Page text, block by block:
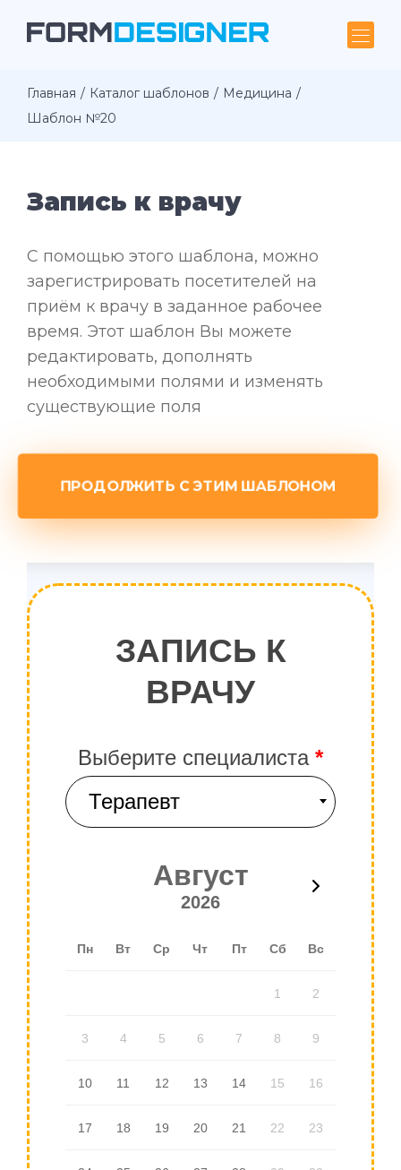
Главная Каталог шаблонов
Медицина
Шаблон №20
Запись к врачу
С помощью этого шаблона, можно
зарегистрировать посетителей на
приём к врачу в заданное рабочее
время. Этот шаблон Вы можете
редактировать, дополнять
необходимыми полями и изменять
существующие поля
ПРОДОЛЖИТЬ С ЭТИМ ШАБЛОНОМ